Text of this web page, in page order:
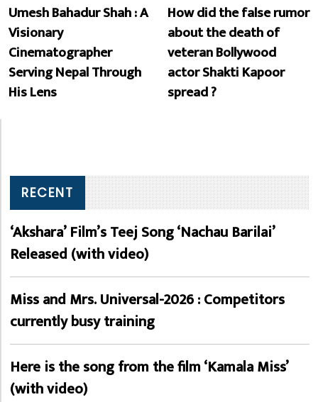
Umesh Bahadur Shah : A
Visionary
Cinematographer
Serving Nepal Through
His Lens
How did the false rumor
about the death of
veteran Bollywood
actor Shakti Kapoor
spread ?
RECENT
‘Akshara’ Film’s Teej Song ‘Nachau Barilai’
Released (with video)
Miss and Mrs. Universal-2026 : Competitors
currently busy training
Here is the song from the film ‘Kamala Miss’
(with video)